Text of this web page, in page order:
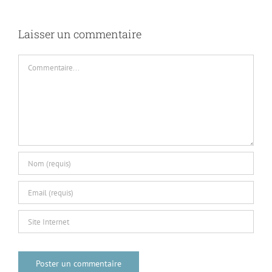
Laisser un commentaire